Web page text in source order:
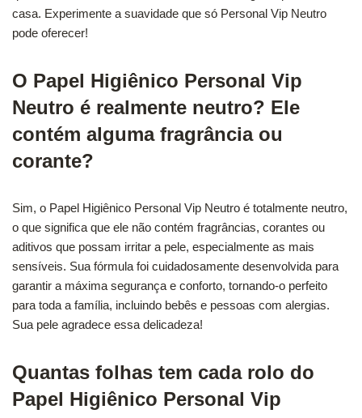
casa. Experimente a suavidade que só Personal Vip Neutro
pode oferecer!
O Papel Higiênico Personal Vip
Neutro é realmente neutro? Ele
contém alguma fragrância ou
corante?
Sim, o Papel Higiênico Personal Vip Neutro é totalmente neutro,
o que significa que ele não contém fragrâncias, corantes ou
aditivos que possam irritar a pele, especialmente as mais
sensíveis. Sua fórmula foi cuidadosamente desenvolvida para
garantir a máxima segurança e conforto, tornando-o perfeito
para toda a família, incluindo bebês e pessoas com alergias.
Sua pele agradece essa delicadeza!
Quantas folhas tem cada rolo do
Papel Higiênico Personal Vip